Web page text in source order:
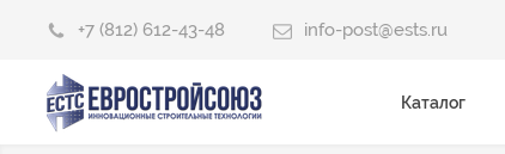
+7 (812) 612-43-48 info-post@ests.ru
Каталог